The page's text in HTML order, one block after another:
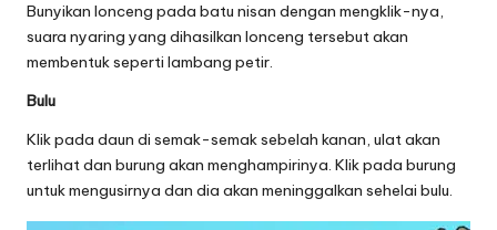
Bunyikan lonceng pada batu nisan dengan mengklik-nya,
suara nyaring yang dihasilkan lonceng tersebut akan
membentuk seperti lambang petir.
Bulu
Klik pada daun di semak-semak sebelah kanan, ulat akan
terlihat dan burung akan menghampirinya. Klik pada burung
untuk mengusirnya dan dia akan meninggalkan sehelai bulu.